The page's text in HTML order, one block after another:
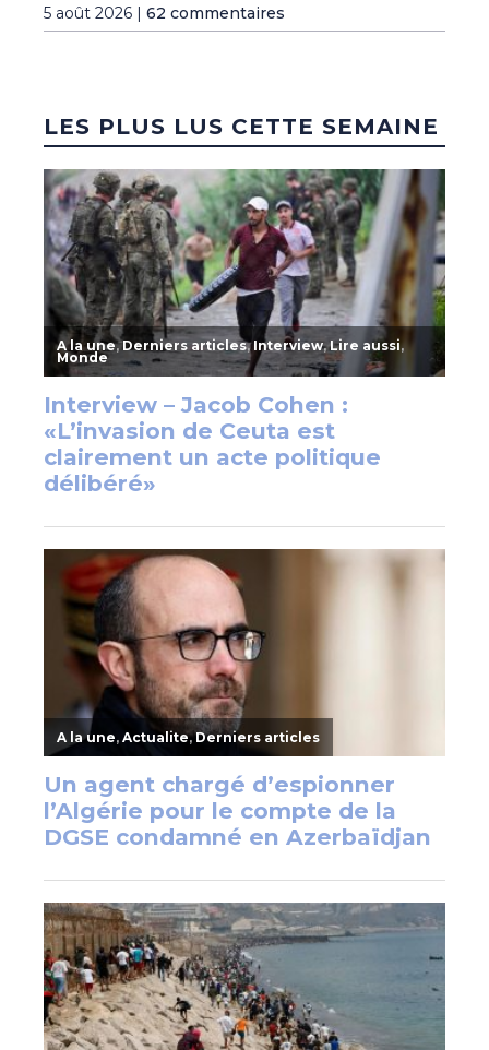
5 août 2026 | 62 commentaires
LES PLUS LUS CETTE SEMAINE